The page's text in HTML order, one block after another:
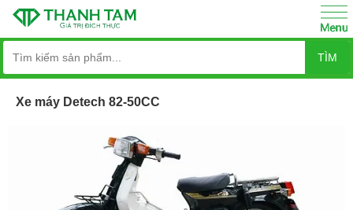
TÌM
Xe máy Detech 82-50CC